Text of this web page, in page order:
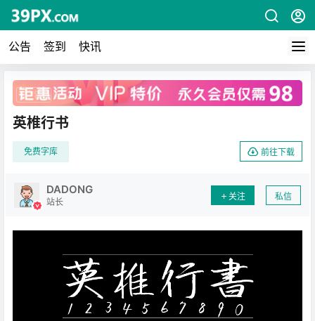
公告 签到 快讯
广告
英椎行书
免费字库 前往下载
DADONG
站长
关注 私信